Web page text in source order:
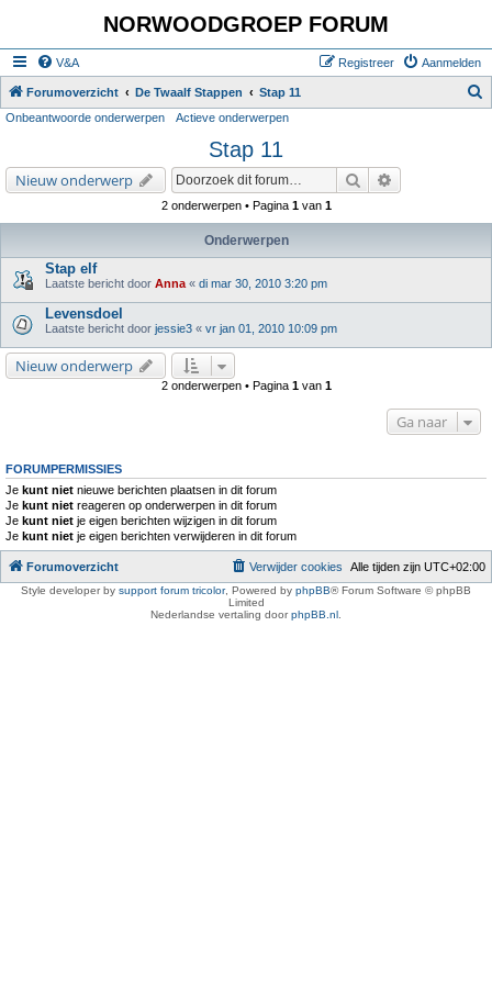
NORWOODGROEP FORUM
V&A Aanmelden
Registreer
Forumoverzicht De Twaalf Stappen Stap 11
Onbeantwoorde onderwerpen Actieve onderwerpen
Stap 11
Nieuw onderwerp Zoek
2 onderwerpen • Pagina 1van 1
Onderwerpen
Stap elf
Laatste bericht door Anna « di mar 30, 2010 3:20 pm
Levensdoel
Laatste bericht door jessie3 « vr jan 01, 2010 10:09 pm
Nieuw onderwerp
2 onderwerpen • Pagina 1van 1
Ga naar
FORUMPERMISSIES
Je kunt niet nieuwe berichten plaatsen in dit forum
Je kunt niet reageren op onderwerpen in dit forum
Je kunt niet je eigen berichten wijzigen in dit forum
Je kunt niet je eigen berichten verwijderen in dit forum
Forumoverzicht Alle tijden zijn UTC+02:00
Verwijder cookies
Style developer by support forum tricolor, Powered by phpBB® Forum Software © phpBB
Limited
Nederlandse vertaling doorphpBB.nl